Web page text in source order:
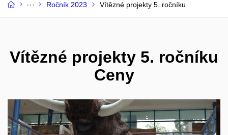
Ročník 2023 Vítězné projekty 5. ročníku
Vítězné projekty 5. ročníku
Ceny